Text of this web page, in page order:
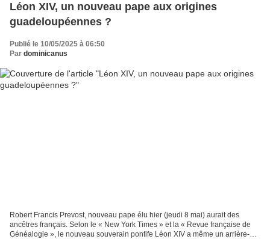
Léon XIV, un nouveau pape aux origines
guadeloupéennes ?
Publié le 10/05/2025 à 06:50
Par dominicanus
Robert Francis Prevost, nouveau pape élu hier (jeudi 8 mai) aurait des
ancêtres français. Selon le « New York Times » et la « Revue française de
Généalogie », le nouveau souverain pontife Léon XIV a même un arrière-